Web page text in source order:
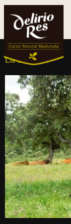
La Dehesa